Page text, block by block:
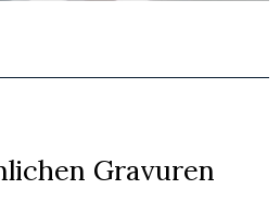
Gravuren